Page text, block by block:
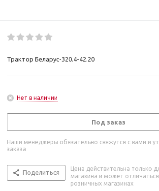
Трактор Беларус-320.4-42.20
Нет в наличии
Под заказ
Наши менеджеры обязательно свяжутся с вами и
заказа
Поделиться
Цена действительна только
магазина и может
розничных магазинах